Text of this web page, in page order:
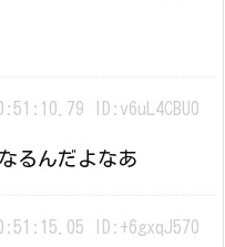
ID:v6uL4CBU0
るんだよなあ
ID:+6gxqJ570